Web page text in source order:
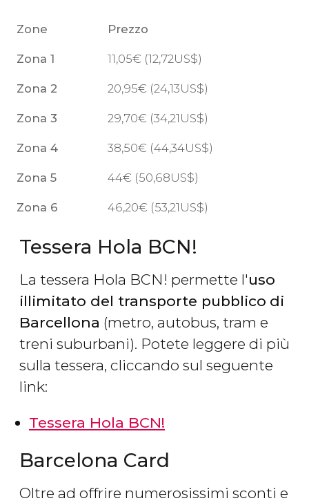
Zone Prezzo
Zona 1 11,05€ (12,72US$)
Zona 2 20,95€ (24,13US$)
Zona 3 29,70€ (34,21 US$)
Zona 4 38,50€ (44,34US$)
Zona 5 44€ (50,68US$)
Zona 6 46,20€ (53,21 US$)
Tessera Hola BCN!
La tessera Hola BCN! permette l'uso
illimitato del transporte pubblico di
Barcellona (metro, autobus, tram e
treni suburbani). Potete leggere di più
sulla tessera, cliccando sul seguente
link:
Tessera Hola BCN!
Barcelona Card
Oltre ad offrire numerosissimi sconti e